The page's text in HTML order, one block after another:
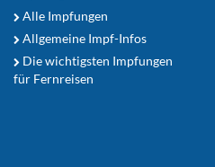
Alle Impfungen
Allgemeine Impf-Infos
Die wichtigsten Impfungen
für Fernreisen